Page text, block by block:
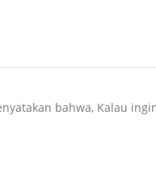
bahwa, Kalau